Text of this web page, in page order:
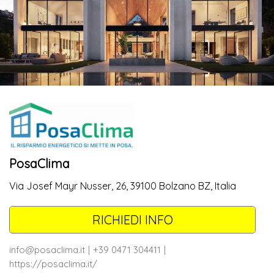
PosaClima
Via Josef Mayr Nusser, 26, 39100 Bolzano BZ, Italia
RICHIEDI INFO
info@posaclima.it
+39 0471 304411
https://posaclima.it/